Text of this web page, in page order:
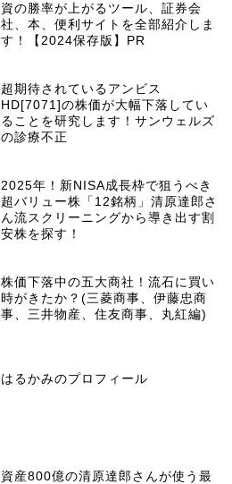
資の勝率が上がるツール、証券会
社、本、便利サイトを全部紹介しま
す！【2024保存版】PR
超期待されているアンビス
HD[7071]の株価が大幅下落してい
ることを研究します！サンウェルズ
の診療不正
2025年！新NISA成長枠で狙うべき
超バリュー株「12銘柄」清原達郎さ
ん流スクリーニングから導き出す割
安株を探す！
株価下落中の五大商社！流石に買い
時がきたか？(三菱商事、伊藤忠商
事、三井物産、住友商事、丸紅編)
はるかみのプロフィール
資産800億の清原達郎さんが使う最